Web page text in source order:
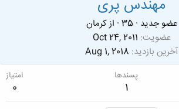
مهندس پری
عضو جدید ·
35
· ازکرمان
عضویت Oct 24, 2011
آخرین بازدید Aug 1, 2018
پسندها
1
امتیاز
0